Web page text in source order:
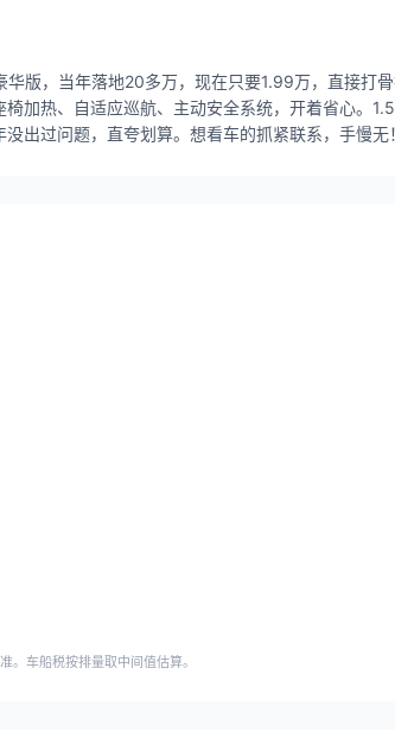
华版，当年落地20多万，现在只要1.99万，直接打
加热、自适应巡航、主动安全系统，开着省心。
出过问题，直夸划算。想看车的抓紧联系，手慢无！
。车船税按排量取中间值估算。